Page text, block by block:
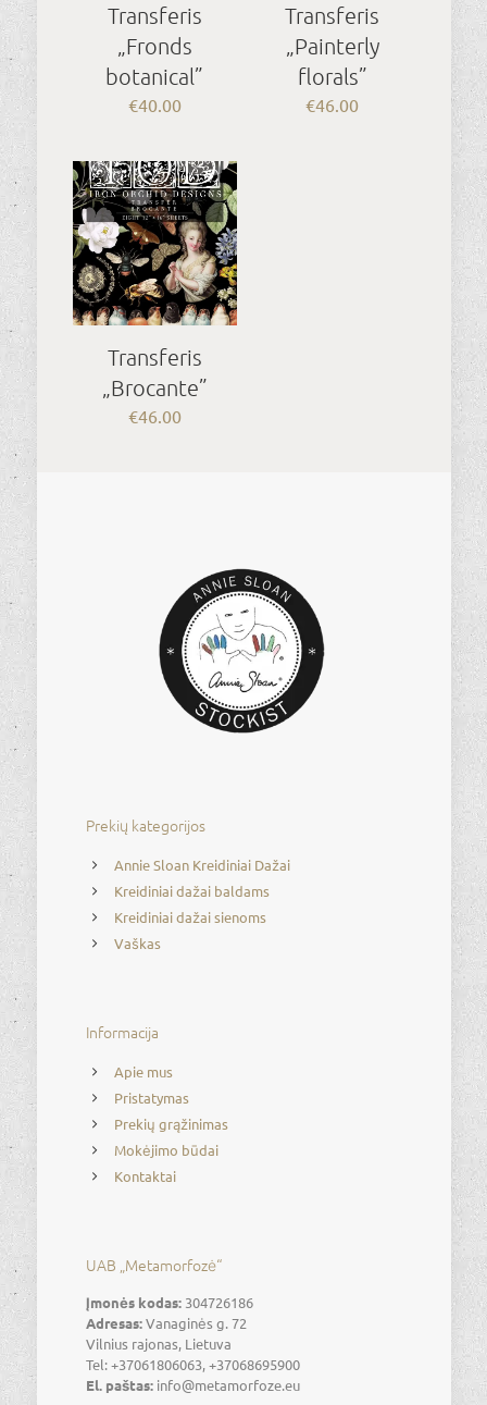
Transferis
„Fronds
botanical”
€40.00
Transferis
„Painterly
florals”
€46.00
Transferis
„Brocante”
€46.00
Prekių kategorijos
Annie Sloan Kreidiniai Dažai
Kreidiniai dažai baldams
Kreidiniai dažai sienoms
Vaškas
Informacija
Apie mus
Pristatymas
Prekių grąžinimas
Mokėjimo būdai
Kontaktai
UAB „Metamorfozė“
Įmonės kodas:304726186
Adresas:Vanaginės g. 72
Vilnius rajonas, Lietuva
Tel: +37061806063, +37068695900
El. paštas:info@metamorfoze.eu